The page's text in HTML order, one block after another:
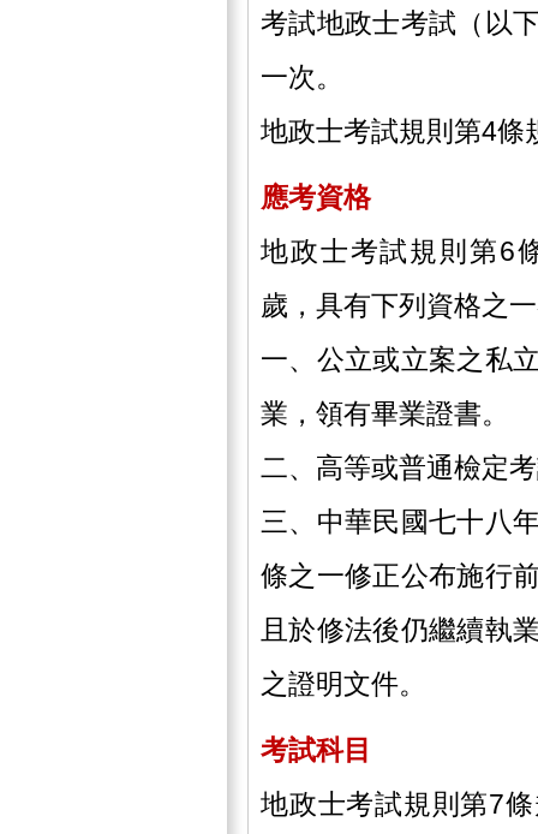
考試地政士考試（以
一次。
地政士考試規則第4條
應考資格
地政士考試規則第6
歲，具有下列資格之
一、公立或立案之私
業，領有畢業證書。
二、高等或普通檢定
三、中華民國七十八
條之一修正公布施行
且於修法後仍繼續執
之證明文件。
考試科目
地政士考試規則第7